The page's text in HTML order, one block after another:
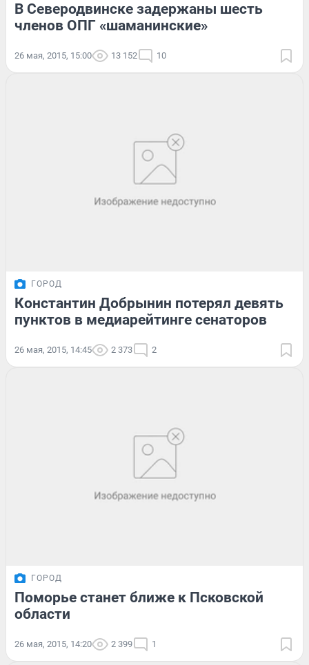
В Северодвинске задержаны шесть
членов ОПГ «шаманинские»
26 мая, 2015, 15:00 13 152 10
ГОРОД
Константин Добрынин потерял девять
пунктов в медиарейтинге сенаторов
26 мая, 2015, 14:45 2 373 2
ГОРОД
Поморье станет ближе к Псковской
области
26 мая, 2015, 14:20 2 399 1